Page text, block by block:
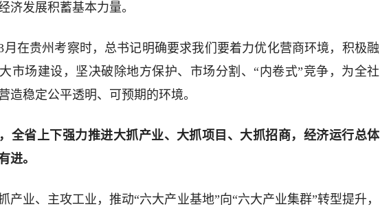
济发展积蓄基本力量。
月在贵州考察时，总书记明确要求我们要着力优化营商环境，积极融
市场建设，坚决破除地方保护、市场分割、“内卷式”竞争，为全社
造稳定公平透明、可预期的环境。
全省上下强力推进大抓产业、大抓项目、大抓招商，经济运行总体
进。
业、主攻工业，推动“六大产业基地”向“六大产业集群”转型提升，